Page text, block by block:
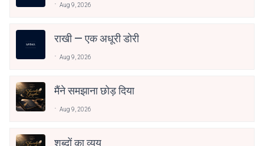
Aug 9, 2026
राखी — एक अधूरी डोरी
Aug 9, 2026
मैंने समझाना छोड़ दिया
Aug 9, 2026
शब्दों का व्यय